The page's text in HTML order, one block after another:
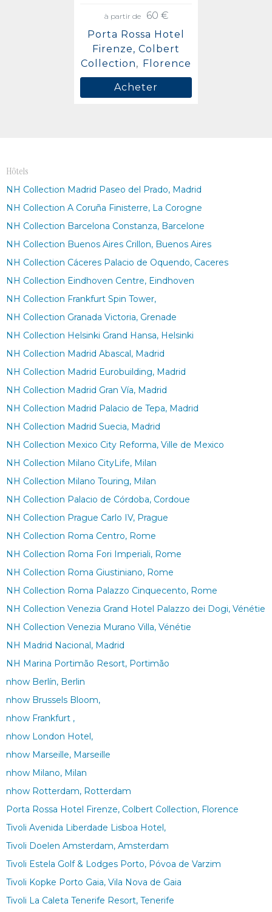
à partir de
60 €
Porta Rossa Hotel
Firenze, Colbert
Collection
Florence
Acheter
Hôtels
NH Collection Madrid Paseo del Prado, Madrid
NH Collection A Coruña Finisterre, La Corogne
NH Collection Barcelona Constanza, Barcelone
NH Collection Buenos Aires Crillon, Buenos Aires
NH Collection Cáceres Palacio de Oquendo, Caceres
NH Collection Eindhoven Centre, Eindhoven
NH Collection Frankfurt Spin Tower,
NH Collection Granada Victoria, Grenade
NH Collection Helsinki Grand Hansa, Helsinki
NH Collection Madrid Abascal, Madrid
NH Collection Madrid Eurobuilding, Madrid
NH Collection Madrid Gran Vía, Madrid
NH Collection Madrid Palacio de Tepa, Madrid
NH Collection Madrid Suecia, Madrid
NH Collection Mexico City Reforma, Ville de Mexico
NH Collection Milano CityLife, Milan
NH Collection Milano Touring, Milan
NH Collection Palacio de Córdoba, Cordoue
NH Collection Prague Carlo IV, Prague
NH Collection Roma Centro, Rome
NH Collection Roma Fori Imperiali, Rome
NH Collection Roma Giustiniano, Rome
NH Collection Roma Palazzo Cinquecento, Rome
NH Collection Venezia Grand Hotel Palazzo dei Dogi, Vénétie
NH Collection Venezia Murano Villa, Vénétie
NH Madrid Nacional, Madrid
NH Marina Portimão Resort, Portimão
nhow Berlín, Berlin
nhow Brussels Bloom,
nhow Frankfurt ,
nhow London Hotel,
nhow Marseille, Marseille
nhow Milano, Milan
nhow Rotterdam, Rotterdam
Porta Rossa Hotel Firenze, Colbert Collection, Florence
Tivoli Avenida Liberdade Lisboa Hotel,
Tivoli Doelen Amsterdam, Amsterdam
Tivoli Estela Golf & Lodges Porto, Póvoa de Varzim
Tivoli Kopke Porto Gaia, Vila Nova de Gaia
Tivoli La Caleta Tenerife Resort, Tenerife